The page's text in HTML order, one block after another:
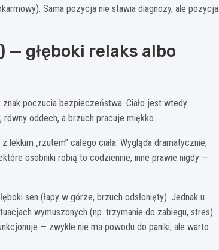
Sama pozycja nie stawia diagnozy, ale pozycja
— głęboki relaks albo
poczucia bezpieczeństwa. Ciało jest wtedy
oddech, a brzuch pracuje miękko.
„rzutem” całego ciała. Wygląda dramatycznie,
osobniki robią to codziennie, inne prawie nigdy —
sen (łapy w górze, brzuch odsłonięty). Jednak u
wymuszonych (np. trzymanie do zabiegu, stres).
— zwykle nie ma powodu do paniki, ale warto